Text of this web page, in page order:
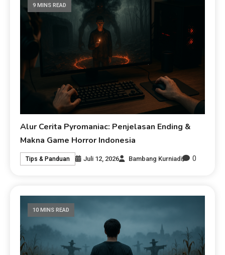
9 MINS READ
Alur Cerita Pyromaniac: Penjelasan Ending &
Makna Game Horror Indonesia
Tips & Panduan Juli 12, 2026 Bambang Kurniadi 0
10 MINS READ